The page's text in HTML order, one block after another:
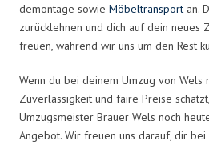
demontage sowie Möbeltransport an.
zurücklehnen und dich auf dein neues
freuen, während wir uns um den Rest
Wenn du bei deinem Umzug von Wels
Zuverlässigkeit und faire Preise
Umzugsmeister Brauer Wels noch
Angebot. Wir freuen uns darauf, dir